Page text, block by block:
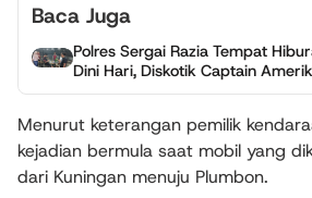
Baca Juga
Polres Sergai Razia Tempat
Dini Hari, Diskotik Captain
Menurut keterangan pemilik
kejadian bermula saat mobil yang
dari Kuningan menuju Plumbon.